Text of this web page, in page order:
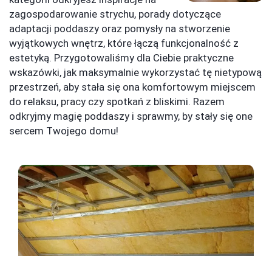
zagospodarowanie strychu, porady dotyczące
adaptacji poddaszy oraz pomysły na stworzenie
wyjątkowych wnętrz, które łączą funkcjonalność z
estetyką. Przygotowaliśmy dla Ciebie praktyczne
wskazówki, jak maksymalnie wykorzystać tę nietypową
przestrzeń, aby stała się ona komfortowym miejscem
do relaksu, pracy czy spotkań z bliskimi. Razem
odkryjmy magię poddaszy i sprawmy, by stały się one
sercem Twojego domu!